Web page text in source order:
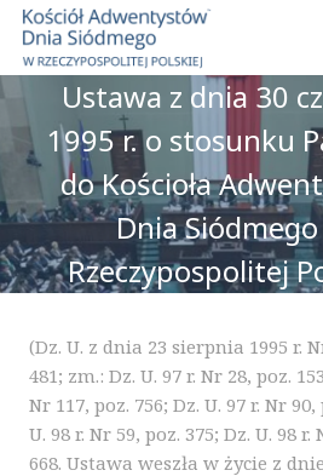
Przejdź
treści
Ustawa z dnia 30
1995 r. o stosunku
do Kościoła
Dnia
Rzeczypospolitej
(Dz. U. z dnia 23 sierpnia 1995 r.
481; zm.: Dz. U. 97 r. Nr 28, poz.
Nr 117, poz. 756; Dz. U. 97 r. Nr 90,
U. 98 r. Nr 59, poz. 375; Dz. U. 98 r.
668. Ustawa weszła w życie z